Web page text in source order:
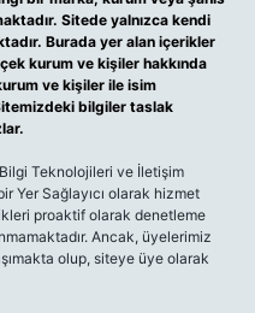
Sitede yalnızca kendi
Burada yer alan içerikler
kurum ve kişiler hakkında
ve kişiler ile isim
bilgiler taslak
Teknolojileri ve İletişim
Yer Sağlayıcı olarak hizmet
proaktif olarak denetleme
Ancak, üyelerimiz
olup, siteye üye olarak